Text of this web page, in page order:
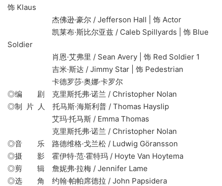
饰 Klaus
杰佛逊·豪尔 / Jefferson Hall | 饰 Actor
凯莱布·斯比尔亚兹 / Caleb Spillyards | 饰 Blue
Soldier
肖恩·艾弗里 / Sean Avery | 饰 Red Soldier 1
吉米·斯达 / Jimmy Star | 饰 Pedestrian
卡德罗莎·奥娜·卡罗尔
◎编 剧 克里斯托弗·诺兰 / Christopher Nolan
◎制 片 人 托马斯·海斯利普 / Thomas Hayslip
艾玛·托马斯 / Emma Thomas
克里斯托弗·诺兰 / Christopher Nolan
◎音 乐 路德维格·戈兰松 / Ludwig Göransson
◎摄 影 霍伊特·范·霍特玛 / Hoyte Van Hoytema
◎剪 辑 詹妮弗·拉梅 / Jennifer Lame
◎选 角 约翰·帕帕席德拉 / John Papsidera